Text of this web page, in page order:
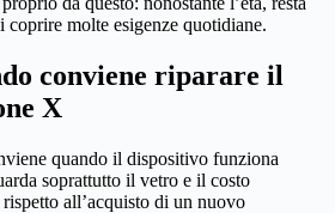
coprire molte esigenze quotidiane.
conviene riparare il
X
quando il dispositivo funziona
soprattutto il vetro e il costo
all’acquisto di un nuovo